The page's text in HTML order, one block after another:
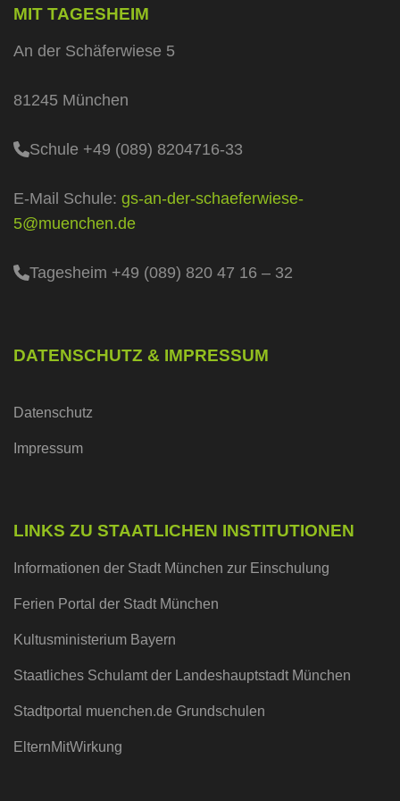
MIT TAGESHEIM
An der Schäferwiese 5
81245 München
Schule +49 (089) 8204716-33
E-Mail Schule: gs-an-der-schaeferwiese-
5@muenchen.de
Tagesheim +49 (089) 820 47 16 – 32
DATENSCHUTZ & IMPRESSUM
Datenschutz
Impressum
LINKS ZU STAATLICHEN INSTITUTIONEN
Informationen der Stadt München zur Einschulung
Ferien Portal der Stadt München
Kultusministerium Bayern
Staatliches Schulamt der Landeshauptstadt München
Stadtportal muenchen.de Grundschulen
ElternMitWirkung